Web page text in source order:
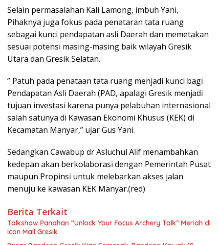
Selain permasalahan Kali Lamong, imbuh Yani,
Pihaknya juga fokus pada penataran tata ruang
sebagai kunci pendapatan asli Daerah dan memetakan
sesuai potensi masing-masing baik wilayah Gresik
Utara dan Gresik Selatan.
” Patuh pada penataan tata ruang menjadi kunci bagi
Pendapatan Asli Daerah (PAD, apalagi Gresik menjadi
tujuan investasi karena punya pelabuhan internasional
salah satunya di Kawasan Ekonomi Khusus (KEK) di
Kecamatan Manyar,” ujar Gus Yani.
Sedangkan Cawabup dr Asluchul Alif menambahkan
kedepan akan berkolaborasi dengan Pemerintah Pusat
maupun Propinsi untuk melebarkan akses jalan
menuju ke kawasan KEK Manyar.(red)
Berita Terkait
Talkshow Panahan “Unlock Your Focus Archery Talk” Meriah di
Icon Mall Gresik